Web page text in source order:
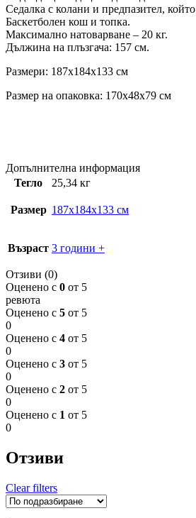
Седалка с колани и предпазител, който
Баскетболен кош и топка.
Максимално натоварване – 20 кг.
Дължина на плъзгача: 157 см.
Размери: 187x184x133 см
Размер на опаковка: 170x48x79 см
Допълнителна информация
Тегло
25,34 кг
Размер 187x184x133 см
Възраст 3 години +
Отзиви (0)
Оценено с 0 от 5
ревюта
Оценено с 5 от 5
0
Оценено с 4 от 5
0
Оценено с 3 от 5
0
Оценено с 2 от 5
0
Оценено с 1 от 5
0
Отзиви
Clear filters